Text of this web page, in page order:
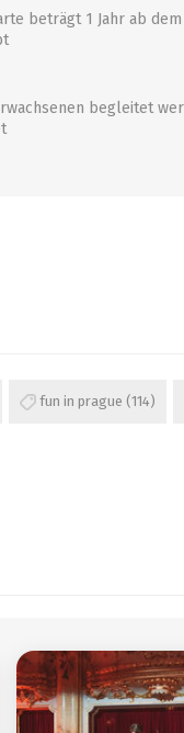
beträgt 1 Jahr ab
begleitet
fun in prague (114)